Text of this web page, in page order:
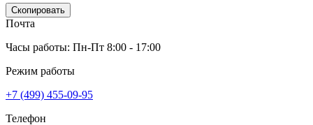
Скопировать
Почта
Часы работы: Пн-Пт 8:00 - 17:00
Режим работы
+7 (499) 455-09-95
Телефон